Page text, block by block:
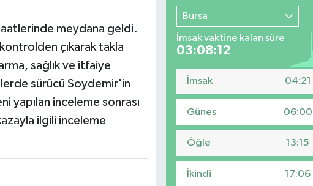
saatlerinde meydana geldi.
çıkarak takla
sağlık ve itfaiye
sürücü Soydemir'in
yapılan inceleme sonrası
ilgili inceleme
Bursa
İmsak vaktine kalan süre
03:08:12
İmsak 04:21
Güneş 06:00
Öğle 13:15
İkindi 17:06